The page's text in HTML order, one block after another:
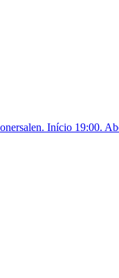
Início 19:00.